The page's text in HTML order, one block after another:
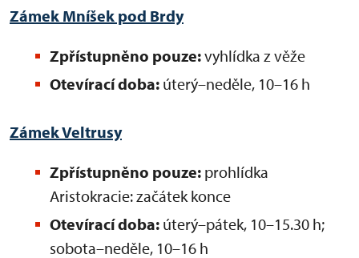
Zámek Mníšek pod Brdy
Zpřístupněno pouze:vyhlídka z věže
Otevírací doba: úterý–neděle, 10–16 h
Zámek Veltrusy
Zpřístupněno pouze: prohlídka
Aristokracie: začátek konce
Otevírací doba: úterý–pátek, 10–15.30 h;
sobota–neděle, 10–16 h